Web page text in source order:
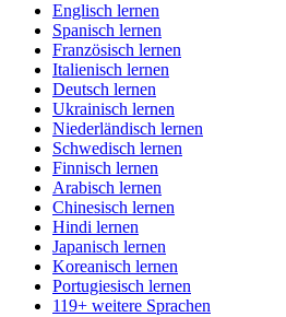
Englisch lernen
Spanisch lernen
Französisch lernen
Italienisch lernen
Deutsch lernen
Ukrainisch lernen
Niederländisch lernen
Schwedisch lernen
Finnisch lernen
Arabisch lernen
Chinesisch lernen
Hindi lernen
Japanisch lernen
Koreanisch lernen
Portugiesisch lernen
119+ weitere Sprachen